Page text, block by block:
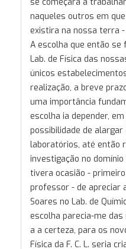
naqueles outros em
existira na nossa terra
A escolha que então
Lab. de Física das
únicos
realização, a breve
uma importância
escolha ia depender,
possibilidade de
laboratórios, até então
investigação no
tivera ocasião -
professor - de apreciar
Soares no Lab. de
escolha parecia-me
a a certeza, para os
Física da F. C. L. seria